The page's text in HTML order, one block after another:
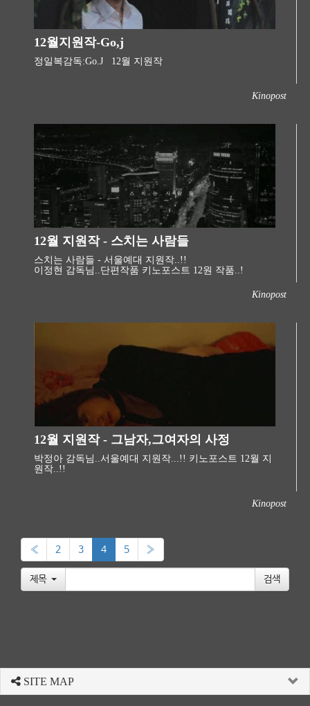
12월지원작-Go,j
정일복감독:Go.J 12월 지원작
Kinopost
12월 지원작 - 스치는 사람들
스치는 사람들 - 서울예대 지원작..!!
이정현 감독님..단편작품 키노포스트 12원 작품..! ​
Kinopost
12월 지원작 - 그남자,그여자의 사정
박정아 감독님..서울예대 지원작...!! 키노포스트 12월 지
원작..!!
Kinopost
« 2 3 4 5 »
제목
SITE MAP